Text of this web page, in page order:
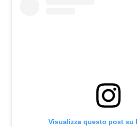
Radio Subasio Music
Sanremo 2026
Visualizza questo post su